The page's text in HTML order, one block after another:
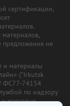
сертификации,
предложения не
и материалы
("Irkutsk
ФС77-74154
по надзору
массовых